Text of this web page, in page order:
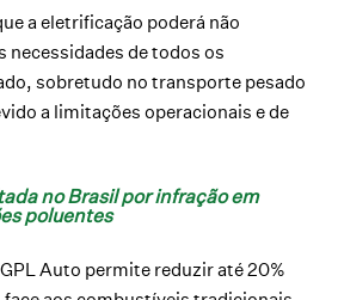
a eletrificação poderá não
necessidades de todos os
sobretudo no transporte pesado
a limitações operacionais e de
no Brasil por infração em
poluentes
Auto permite reduzir até 20%